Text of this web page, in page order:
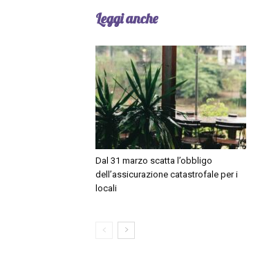
Leggi anche
Dal 31 marzo scatta l’obbligo
dell’assicurazione catastrofale per i
locali